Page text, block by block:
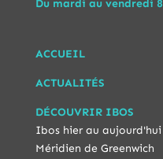
Du mardi au vendredi
ACCUEIL
ACTUALITÉS
DÉCOUVRIR IBOS
Ibos hier au aujourd'hui
Méridien de Greenwich